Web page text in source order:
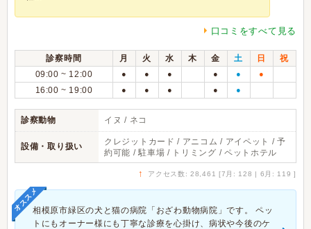
口コミをすべて見る
診察時間 月 火 水 木 金 土 日
祝
09:00 ~ 12:00
● ● ● ● ● ●
16:00 ~ 19:00 ● ● ● ● ●
診察動物 イヌ / ネコ
設備・取り扱い
クレジットカード / アニコム / アイペット / 予
約可能 / 駐車場 / トリミング / ペットホテル
↑ アクセス数: 28,461 [7月: 128 | 6月: 119 ]
オススメ相模原市緑区の犬と猫の病院「おざわ動物病院」です。 ペッ
トにもオーナー様にも丁寧な診療を心掛け、病状や今後のケ